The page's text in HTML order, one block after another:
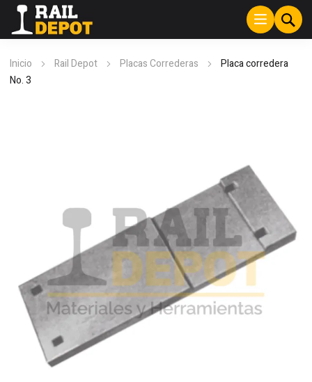
Inicio Rail Depot Placas Correderas
Placa corredera
No. 3